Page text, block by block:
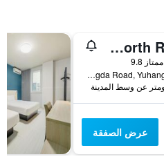
Hangzhou Mingshang Collection Hotel (Linping Donghu North Road)
ممتاز 9.8
No.3 Hongda Road, Yuhang District, هانغزهو, الصين
عرض الصفقة